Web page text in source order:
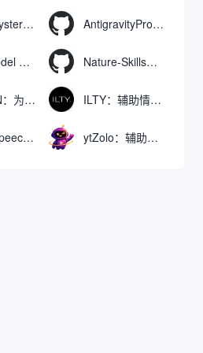
Happy Oyster AI：生成可交互式3D虚拟世界与视频的大模型 AntigravityProxyLauncher：免TUN全局代理使用Antigravity IDE
AI 3D Model Generator：通过文本和图像快速生成3D模型的在线工具 Nature-Skills：辅助撰写学术论文和绘制科研图表的智能体插件
AimiliVPN：为Linux提供纯净出站家庭IP的VPN代理网关 ILTY：辅助情绪疏导与提供行动建议的AI陪伴工具
Text to Speech AI：支持多说话人与情感控制的文字转语音工具 ytZolo：辅助创建和优化YouTube视频内容的生成工具